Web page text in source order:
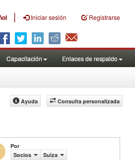
| Iniciar sesión Registrarse
Capacitación Enlaces de respaldo
Consulta personalizada
Ayuda
Por
Socios
Suiza